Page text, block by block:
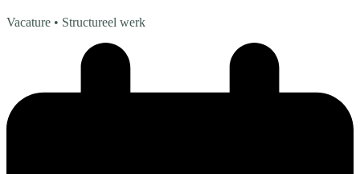
Vacature • Structureel werk